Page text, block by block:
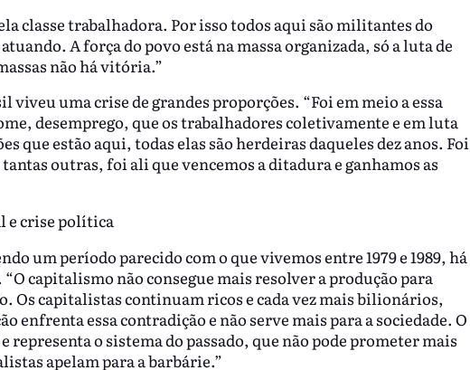
classe trabalhadora. Por isso todos aqui são militantes do
A força do povo está na massa organizada, só a luta de
não há vitória.”
viveu uma crise de grandes proporções. “Foi em meio a essa
desemprego, que os trabalhadores coletivamente e em luta
que estão aqui, todas elas são herdeiras daqueles dez anos. Foi
outras, foi ali que vencemos a ditadura e ganhamos as
e crise política
um período parecido com o que vivemos entre 1979 e 1989, há
capitalismo não consegue mais resolver a produção para
Os capitalistas continuam ricos e cada vez mais bilionários,
enfrenta essa contradição e não serve mais para a sociedade. O
o sistema do passado, que não pode prometer mais
apelam para a barbárie.”